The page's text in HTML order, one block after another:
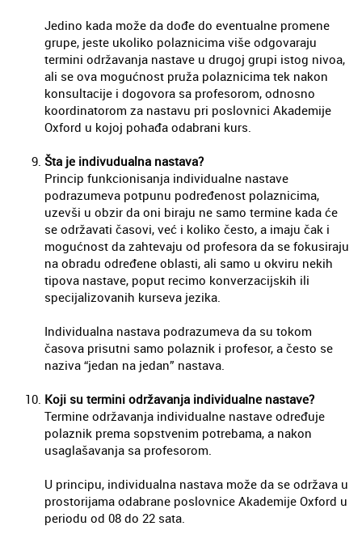
Jedino kada može da dođe do eventualne promene
grupe, jeste ukoliko polaznicima više odgovaraju
termini održavanja nastave u drugoj grupi istog nivoa,
ali se ova mogućnost pruža polaznicima tek nakon
konsultacije i dogovora sa profesorom, odnosno
koordinatorom za nastavu pri poslovnici Akademije
Oxford u kojoj pohađa odabrani kurs.
Šta je indivudualna nastava?
Princip funkcionisanja individualne nastave
podrazumeva potpunu podređenost polaznicima,
uzevši u obzir da oni biraju ne samo termine kada će
se održavati časovi, već i koliko često, a imaju čak i
mogućnost da zahtevaju od profesora da se fokusiraju
na obradu određene oblasti, ali samo u okviru nekih
tipova nastave, poput recimo konverzacijskih ili
specijalizovanih kurseva jezika.
Individualna nastava podrazumeva da su tokom
časova prisutni samo polaznik i profesor, a često se
naziva “jedan na jedan” nastava.
Koji su termini održavanja individualne nastave?
Termine održavanja individualne nastave određuje
polaznik prema sopstvenim potrebama, a nakon
usaglašavanja sa profesorom.
U principu, individualna nastava može da se održava u
prostorijama odabrane poslovnice Akademije Oxford u
periodu od 08 do 22 sata.